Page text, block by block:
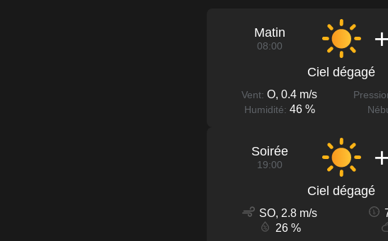
Matin
08:00
Ciel dégagé
Vent: O, 0.4 m/s
Humidité: 46 %
Soirée
19:00
Ciel dégagé
SO, 2.8 m/s
26 %